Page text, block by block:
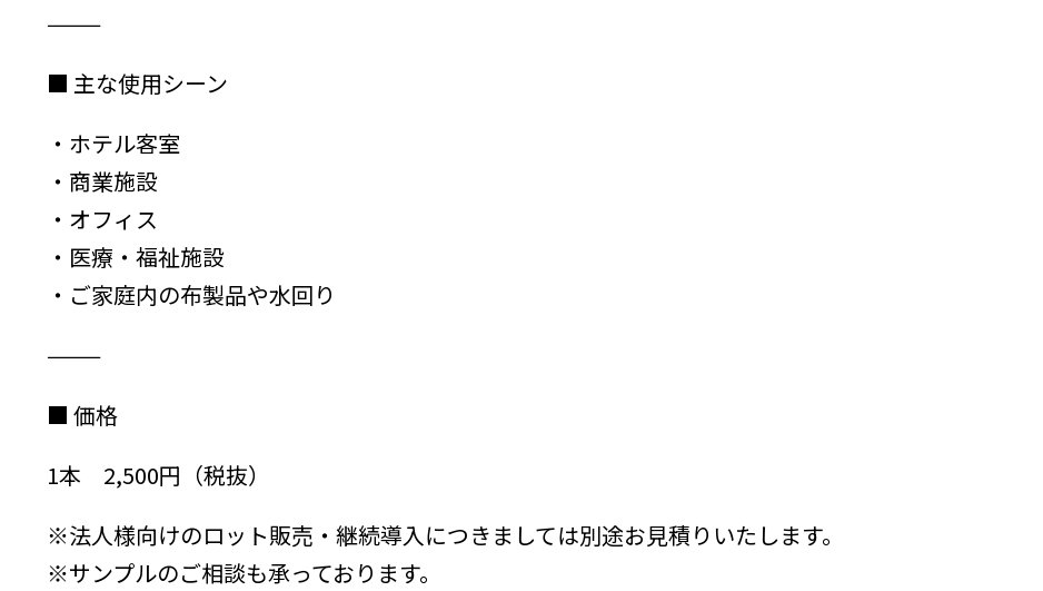
⸻
■ 主な使用シーン
・ホテル客室
・商業施設
・オフィス
・医療・福祉施設
・ご家庭内の布製品や水回り
⸻
■ 価格
1本 2,500円（税抜）
※法人様向けのロット販売・継続導入につきましては別途お見積りいたします。
※サンプルのご相談も承っております。